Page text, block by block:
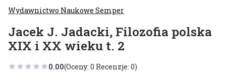
Wydawnictwo Naukowe Semper
Jacek J. Jadacki, Filozofia polska
XIX i XX wieku t. 2
0.00(Oceny: 0 Recenzje: 0)